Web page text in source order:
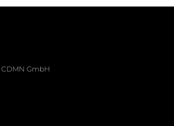
CDMN GmbH